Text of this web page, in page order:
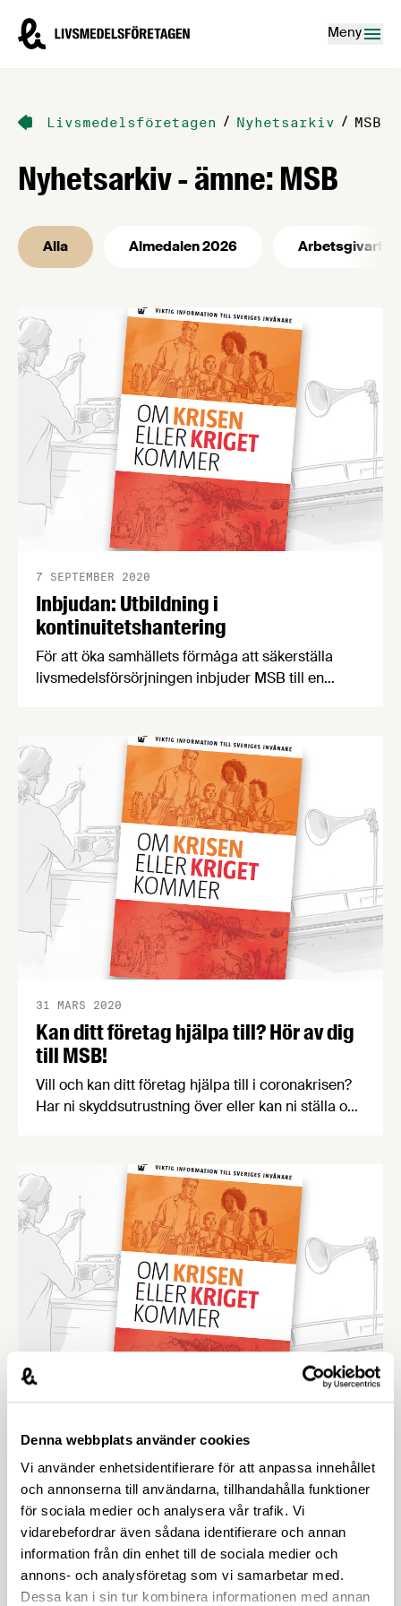
Denna webbplats använder cookies
Vi använder enhetsidentifierare för att anpassa innehållet
och annonserna till användarna, tillhandahålla funktioner
för sociala medier och analysera vår trafik. Vi
vidarebefordrar även sådana identifierare och annan
information från din enhet till de sociala medier och
annons- och analysföretag som vi samarbetar med.
Dessa kan i sin tur kombinera informationen med annan
Livsmedelsföretagen – till startsidan
Meny
Livsmedelsföretagen / Nyhetsarkiv / MSB
Nyhetsarkiv - ämne: MSB
Alla Almedalen 2026
Inbjudan: Utbildning i
kontinuitetshantering
7 SEPTEMBER 2020
För att öka samhällets förmåga att säkerställa
livsmedelsförsörjningen inbjuder MSB till en
går till hela kedjan.
Kan ditt företag hjälpa till? Hör av dig
till MSB!
31 MARS 2020
Vill och kan ditt företag hjälpa till i coronakrisen?
Har ni skyddsutrustning över eller kan ni ställa om
detta.
Samhällsviktig verksamhet: förbered
företaget och informera
medarbetarna
27 MARS 2020
Livsmedel är en samhällsviktig funktion som
måste fungera. I en kris är personal som arbetar i
produktion av livsmedel prioriterad när det gäller
barnomsorg. Det är kommunerna som ansvarar